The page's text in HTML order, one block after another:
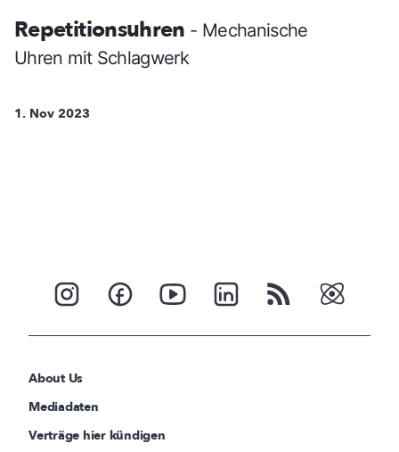
Repetitionsuhren - Mechanische
Uhren mit Schlagwerk
1. Nov 2023
About Us
Mediadaten
Verträge hier kündigen